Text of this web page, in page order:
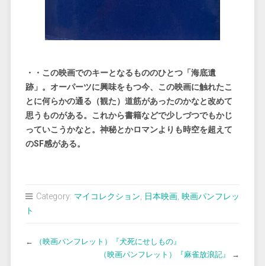
・・この映画でのキーとなるもののひとつ「海底遺
跡」。オーパーツに興味をもつ今、この映画に触れたこ
とに何らかの通る （観た）道筋があったのかなと改めて
思うものがある。これから書籍などで少しづつでもかじ
っていこうかなと。神秘とかロマンよりも時空を超えて
のSF感がある。
Category: マイコレクション, 日本映画, 映画パンフレッ
ト
←
（映画パンフレット）『犬死にせしもの』
（映画パンフレット）『麻雀放浪記』
→